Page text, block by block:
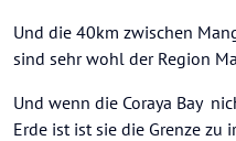
Und die 40km zwischen
sind sehr wohl der Region
Und wenn die Coraya Bay
Erde ist ist sie die Grenze zu